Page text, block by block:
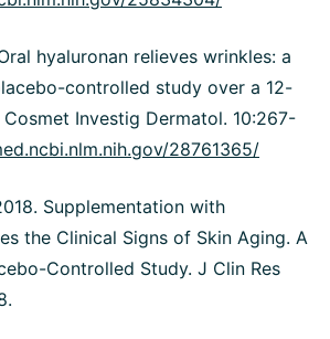
hyaluronan relieves wrinkles: a
controlled study over a 12-
Investig Dermatol. 10:267-
28761365/
Supplementation with
the Clinical Signs of Skin Aging. A
Controlled Study. J Clin Res